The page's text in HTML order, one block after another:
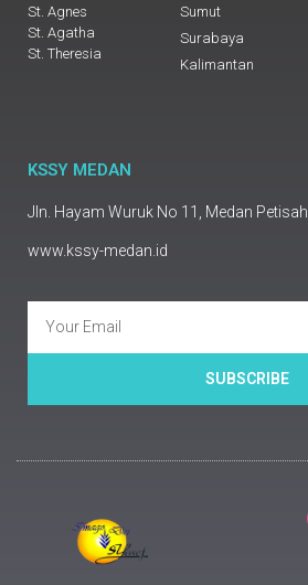
St. Agnes
St. Agatha
St. Theresia
Sumut
Surabaya
Kalimantan
KSSY MEDAN
Jln. Hayam Wuruk No 11, Medan Petisah
www.kssy-medan.id
SUBSCRIBE